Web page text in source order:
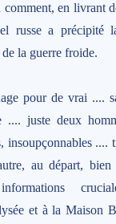
en livrant
russe a précipité
la guerre froide.
pour de vrai ....
juste deux
insoupçonnables ....
au départ,
et à la Maison